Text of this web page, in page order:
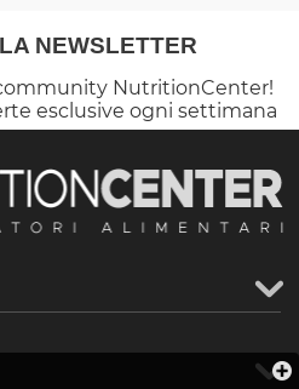
NEWSLETTER
NutritionCenter!
esclusive ogni settimana